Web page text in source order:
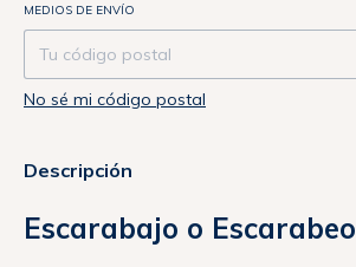
Entregas para el CP:
MEDIOS DE ENVÍO
No sé mi código postal
Descripción
Escarabajo o Escarabeo